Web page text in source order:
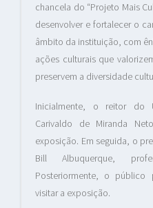
chancela do “Projeto Mais
desenvolver e fortalecer o
âmbito da instituição, com
ações culturais que
preservem a diversidade
Inicialmente, o reitor do
Carivaldo de Miranda
exposição. Em seguida, o
Bill Albuquerque,
Posteriormente, o público
visitar a exposição.